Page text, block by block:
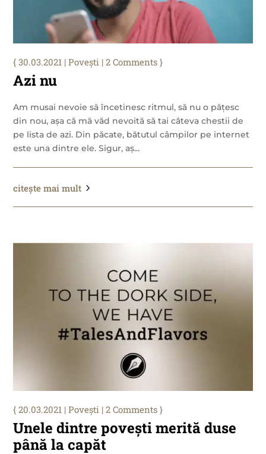
Azi nu
30.03.2021 |Povești | 2 Comments
Am musai nevoie să încetinesc ritmul, să nu o pățesc
din nou, așa că mă văd nevoită să tai câteva chestii de
pe lista de azi. Din păcate, bătutul câmpilor pe internet
este una dintre ele. Sigur, aș...
citește mai mult
Unele dintre povești merită duse
până la capăt
20.03.2021 |Povești | 2 Comments